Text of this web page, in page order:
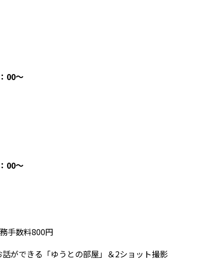
00～
00～
手数料800円
ができる「ゆうとの部屋」＆2ショット撮影